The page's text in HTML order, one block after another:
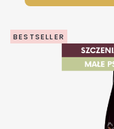
BESTSELLER